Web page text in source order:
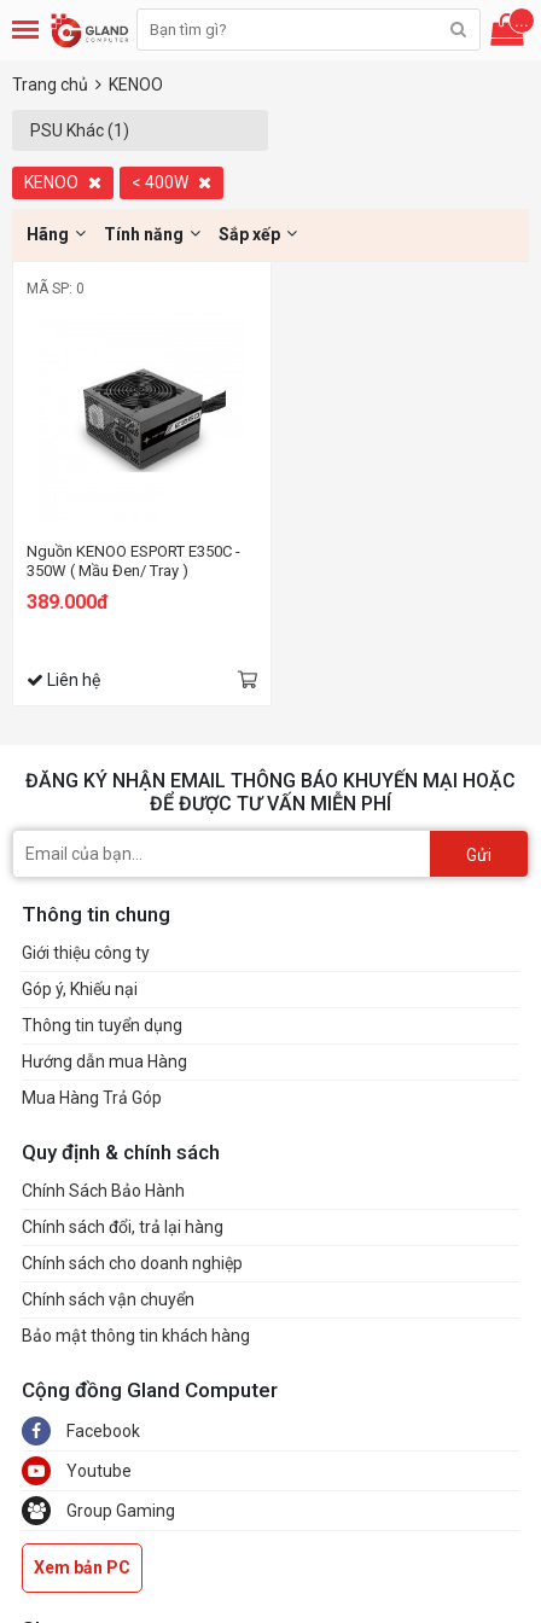
...
Trang chủ KENOO
PSU Khác (1)
KENOO < 400W
Hãng Tính năng Sắp xếp
MÃ SP: 0
Nguồn KENOO ESPORT E350C -
350W ( Mầu Đen/ Tray )
389.000đ
Liên hệ
ĐĂNG KÝ NHẬN EMAIL THÔNG BÁO KHUYẾN MẠI HOẶC
ĐỂ ĐƯỢC TƯ VẤN MIỄN PHÍ
Gửi
Thông tin chung
Giới thiệu công ty
Góp ý, Khiếu nại
Thông tin tuyển dụng
Hướng dẫn mua Hàng
Mua Hàng Trả Góp
Quy định & chính sách
Chính Sách Bảo Hành
Chính sách đổi, trả lại hàng
Chính sách cho doanh nghiệp
Chính sách vận chuyển
Bảo mật thông tin khách hàng
Cộng đồng Gland Computer
Facebook
Youtube
Group Gaming
Xem bản PC